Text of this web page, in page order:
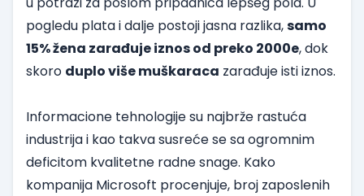
pogledu plata i dalje postoji jasna razlika,samo
15% žena zarađuje iznos od preko 2000e, dok
skoro duplo više muškaraca zarađuje isti iznos.
Informacione tehnologije su najbrže rastuća
industrija i kao takva susreće se sa ogromnim
deficitom kvalitetne radne snage. Kako
kompanija Microsoft procenjuje, broj zaposlenih